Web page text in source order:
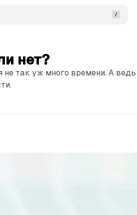
нет?
не так уж много времени. А